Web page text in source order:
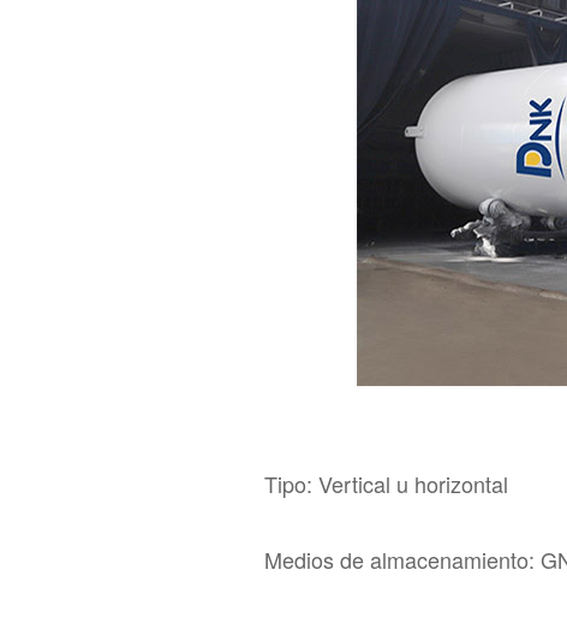
Tipo: Vertical u horizontal
Medios de almacenamiento: